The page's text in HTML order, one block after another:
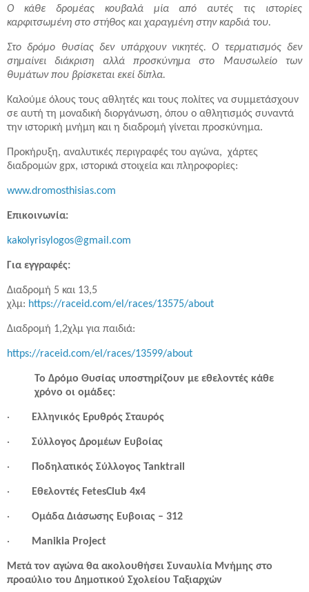
Ο κάθε δρομέας κουβαλά μία από αυτές τις ιστορίες
καρφιτσωμένη στο στήθος και χαραγμένη στην καρδιά του.
Στο δρόμο θυσίας δεν υπάρχουν νικητές. Ο τερματισμός δεν
σημαίνει διάκριση αλλά προσκύνημα στο Μαυσωλείο των
θυμάτων που βρίσκεται εκεί δίπλα.
Καλούμε όλους τους αθλητές και τους πολίτες να συμμετάσχουν
σε αυτή τη μοναδική διοργάνωση, όπου ο αθλητισμός συναντά
την ιστορική μνήμη και η διαδρομή γίνεται προσκύνημα.
Προκήρυξη, αναλυτικές περιγραφές του αγώνα, χάρτες
διαδρομών gpx, ιστορικά στοιχεία και πληροφορίες:
www.dromosthisias.com
Επικοινωνία:
kakolyrisylogos@gmail.com
Για εγγραφές:
Διαδρομή 5 και 13,5
χλμ: https://raceid.com/el/races/13575/about
Διαδρομή 1,2χλμ για παιδιά:
https://raceid.com/el/races/13599/about
Το Δρόμο Θυσίας υποστηρίζουν με εθελοντές κάθε
χρόνο οι ομάδες:
· Ελληνικός Ερυθρός Σταυρός
· Σύλλογος Δρομέων Ευβοίας
· Ποδηλατικός Σύλλογος Tanktrail
· Εθελοντές FetesClub 4x4
· Ομάδα Διάσωσης Ευβοιας – 312
· Manikia Project
Μετά τον αγώνα θα ακολουθήσει Συναυλία Μνήμης στο
προαύλιο του Δημοτικού Σχολείου Ταξιαρχών